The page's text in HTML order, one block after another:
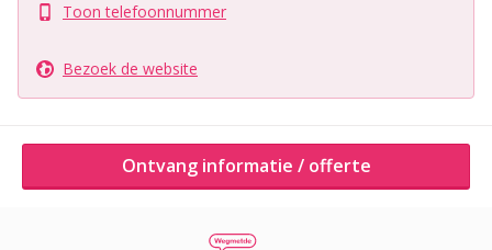
Tickets zijn alleen online te koop. Het museum is vaak
tevoren je tickets.
Het nijntje museum ligt heel centraal in Utrecht, op
Agnietenstraat 2.
Toon telefoonnummer
Bezoek de website
Ontvang informatie / offerte